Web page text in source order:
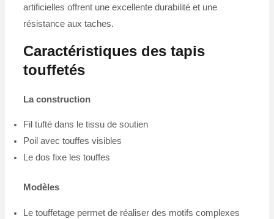
artificielles offrent une excellente durabilité et une
résistance aux taches.
Caractéristiques des tapis
touffetés
La construction
Fil tufté dans le tissu de soutien
Poil avec touffes visibles
Le dos fixe les touffes
Modèles
Le touffetage permet de réaliser des motifs complexes